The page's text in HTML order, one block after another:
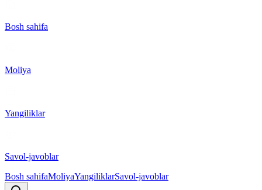
Bosh sahifa
Moliya
Yangiliklar
Savol-javoblar
Bosh sahifaMoliyaYangiliklarSavol-javoblar